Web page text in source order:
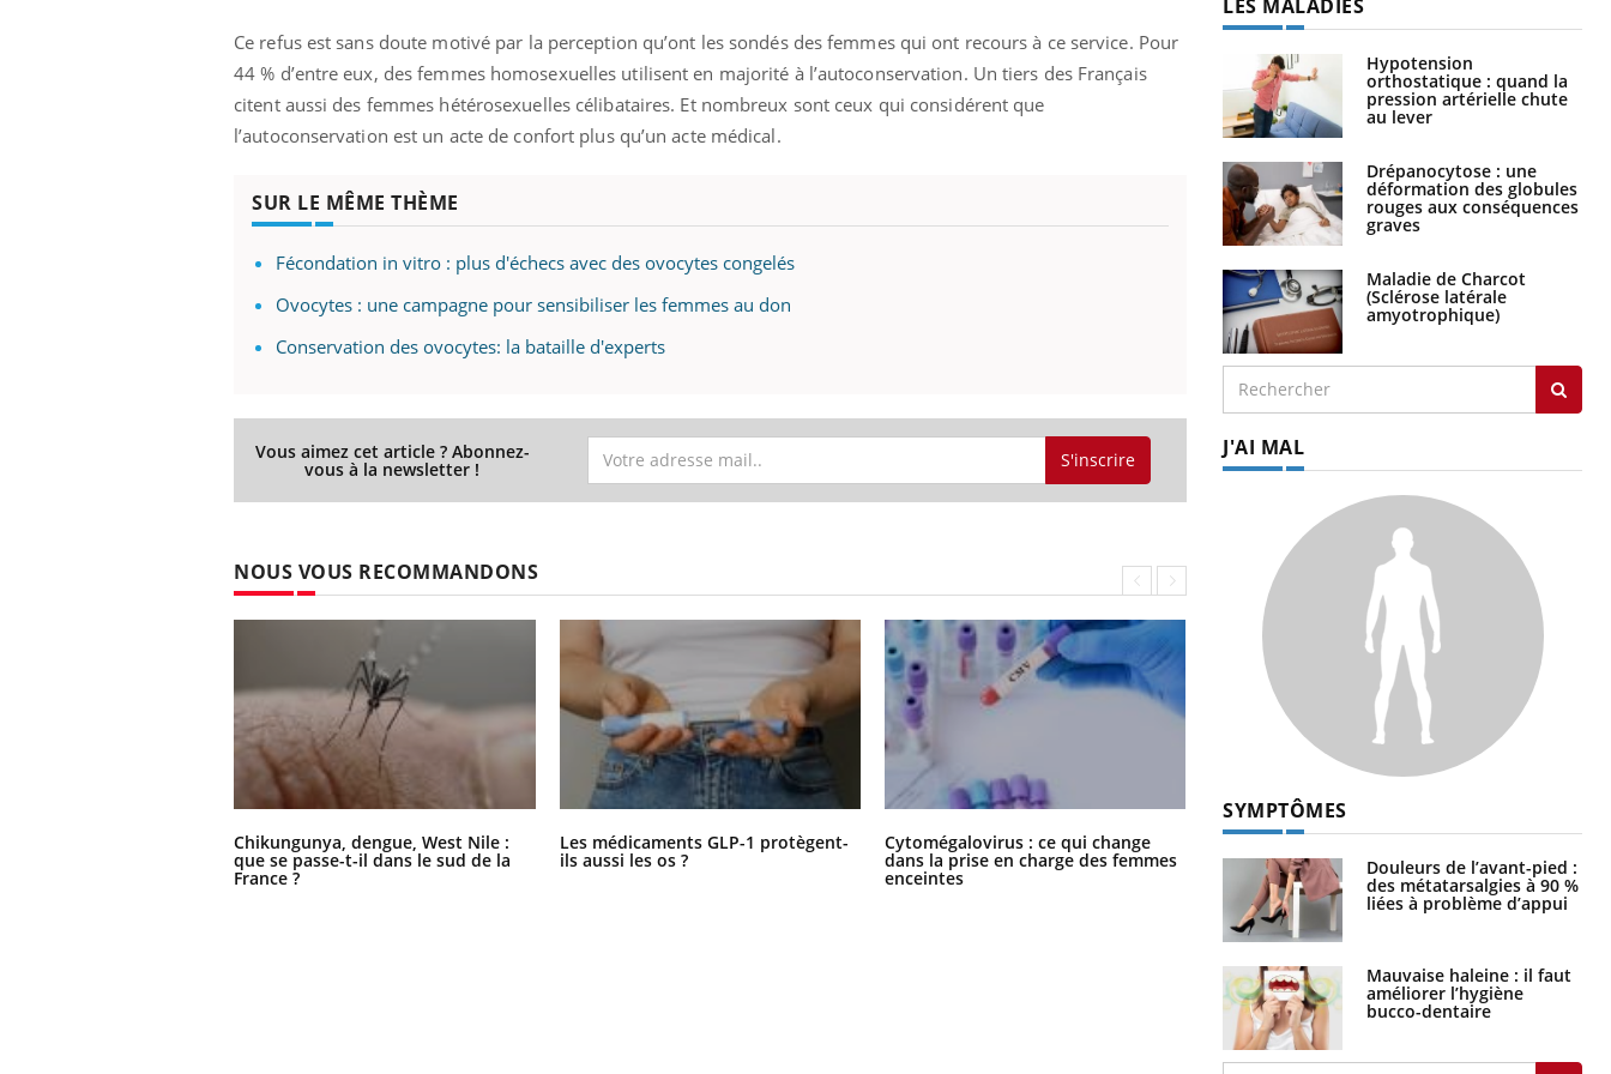
Ce refus est sans doute motivé par la perception qu’ont les sondés des femmes qui ont recours à ce service. Pour
44 % d’entre eux, des femmes homosexuelles utilisent en majorité à l’autoconservation. Un tiers des Français
citent aussi des femmes hétérosexuelles célibataires. Et nombreux sont ceux qui considérent que
l’autoconservation est un acte de confort plus qu’un acte médical.
SUR LE MÊME THÈME
Fécondation in vitro : plus d'échecs avec des ovocytes congelés
Ovocytes : une campagne pour sensibiliser les femmes au don
Conservation des ovocytes: la bataille d'experts
Vous aimez cet article ? Abonnez-
vous à la newsletter ! S'inscrire
NOUS VOUS RECOMMANDONS
Chikungunya, dengue, West Nile :
que se passe-t-il dans le sud de la
France ?
Les médicaments GLP-1 protègent-
ils aussi les os ?
Cytomégalovirus : ce qui change
dans la prise en charge des femmes
enceintes
La sieste empêche-t-elle de dormir
la nuit ?
LES MALADIES
Hypotension
orthostatique : quand la
pression artérielle chute
au lever
Drépanocytose : une
déformation des globules
rouges aux conséquences
graves
Maladie de Charcot
(Sclérose latérale
amyotrophique)
J'AI MAL
SYMPTÔMES
Douleurs de l’avant-pied :
des métatarsalgies à 90 %
liées à problème d’appui
Mauvaise haleine : il faut
améliorer l’hygiène
bucco-dentaire